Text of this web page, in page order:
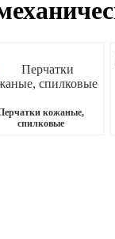
кожаные,
спилковые